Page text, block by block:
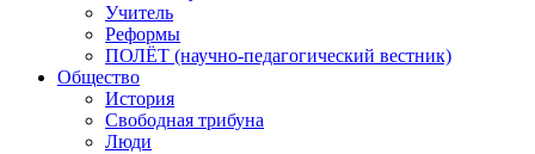
Учитель
Реформы
ПОЛЁТ (научно-педагогический вестник)
Общество
История
Свободная трибуна
Люди